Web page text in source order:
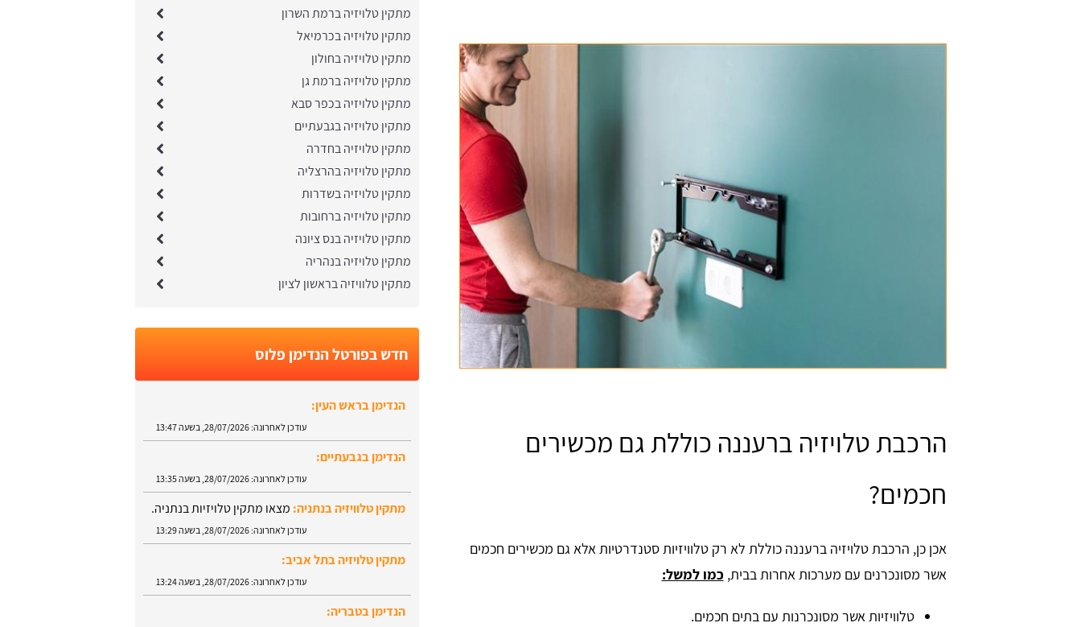
הרכבת טלויזיה ברעננה כוללת גם מכשירים
חכמים?
אכן כן, הרכבת טלויזיה ברעננה כוללת לא רק טלוויזיות סטנדרטיות אלא גם מכשירים חכמים
אשר מסונכרנים עם מערכות אחרות בבית, כמו למשל:
טלוויזיות אשר מסונכרנות עם בתים חכמים.
מתקין טלויזיה ברמת השרון
מתקין טלויזיה בכרמיאל
מתקין טלויזיה בחולון
מתקין טלויזיה ברמת גן
מתקין טלויזיה בכפר סבא
מתקין טלויזיה בגבעתיים
מתקין טלויזיה בחדרה
מתקין טלויזיה בהרצליה
מתקין טלויזיה בשדרות
מתקין טלויזיה ברחובות
מתקין טלויזיה בנס ציונה
מתקין טלויזיה בנהריה
מתקין טלוויזיה בראשון לציון
חדש בפורטל הנדימן פלוס
הנדימן בראש העין:
עודכן לאחרונה:28/07/2026, בשעה 13:47
הנדימן בגבעתיים:
עודכן לאחרונה:28/07/2026, בשעה 13:35
מתקין טלוויזיה בנתניה: מצאו מתקין טלויזיות בנתניה.
עודכן לאחרונה:28/07/2026, בשעה 13:29
מתקין טלויזיה בתל אביב:
עודכן לאחרונה:28/07/2026, בשעה 13:24
הנדימן בטבריה: